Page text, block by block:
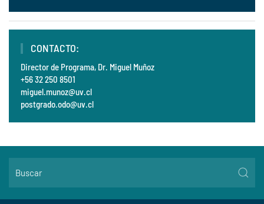
CONTACTO:
Director de Programa, Dr. Miguel Muñoz
+56 32 250 8501
miguel.munoz@uv.cl
postgrado.odo@uv.cl